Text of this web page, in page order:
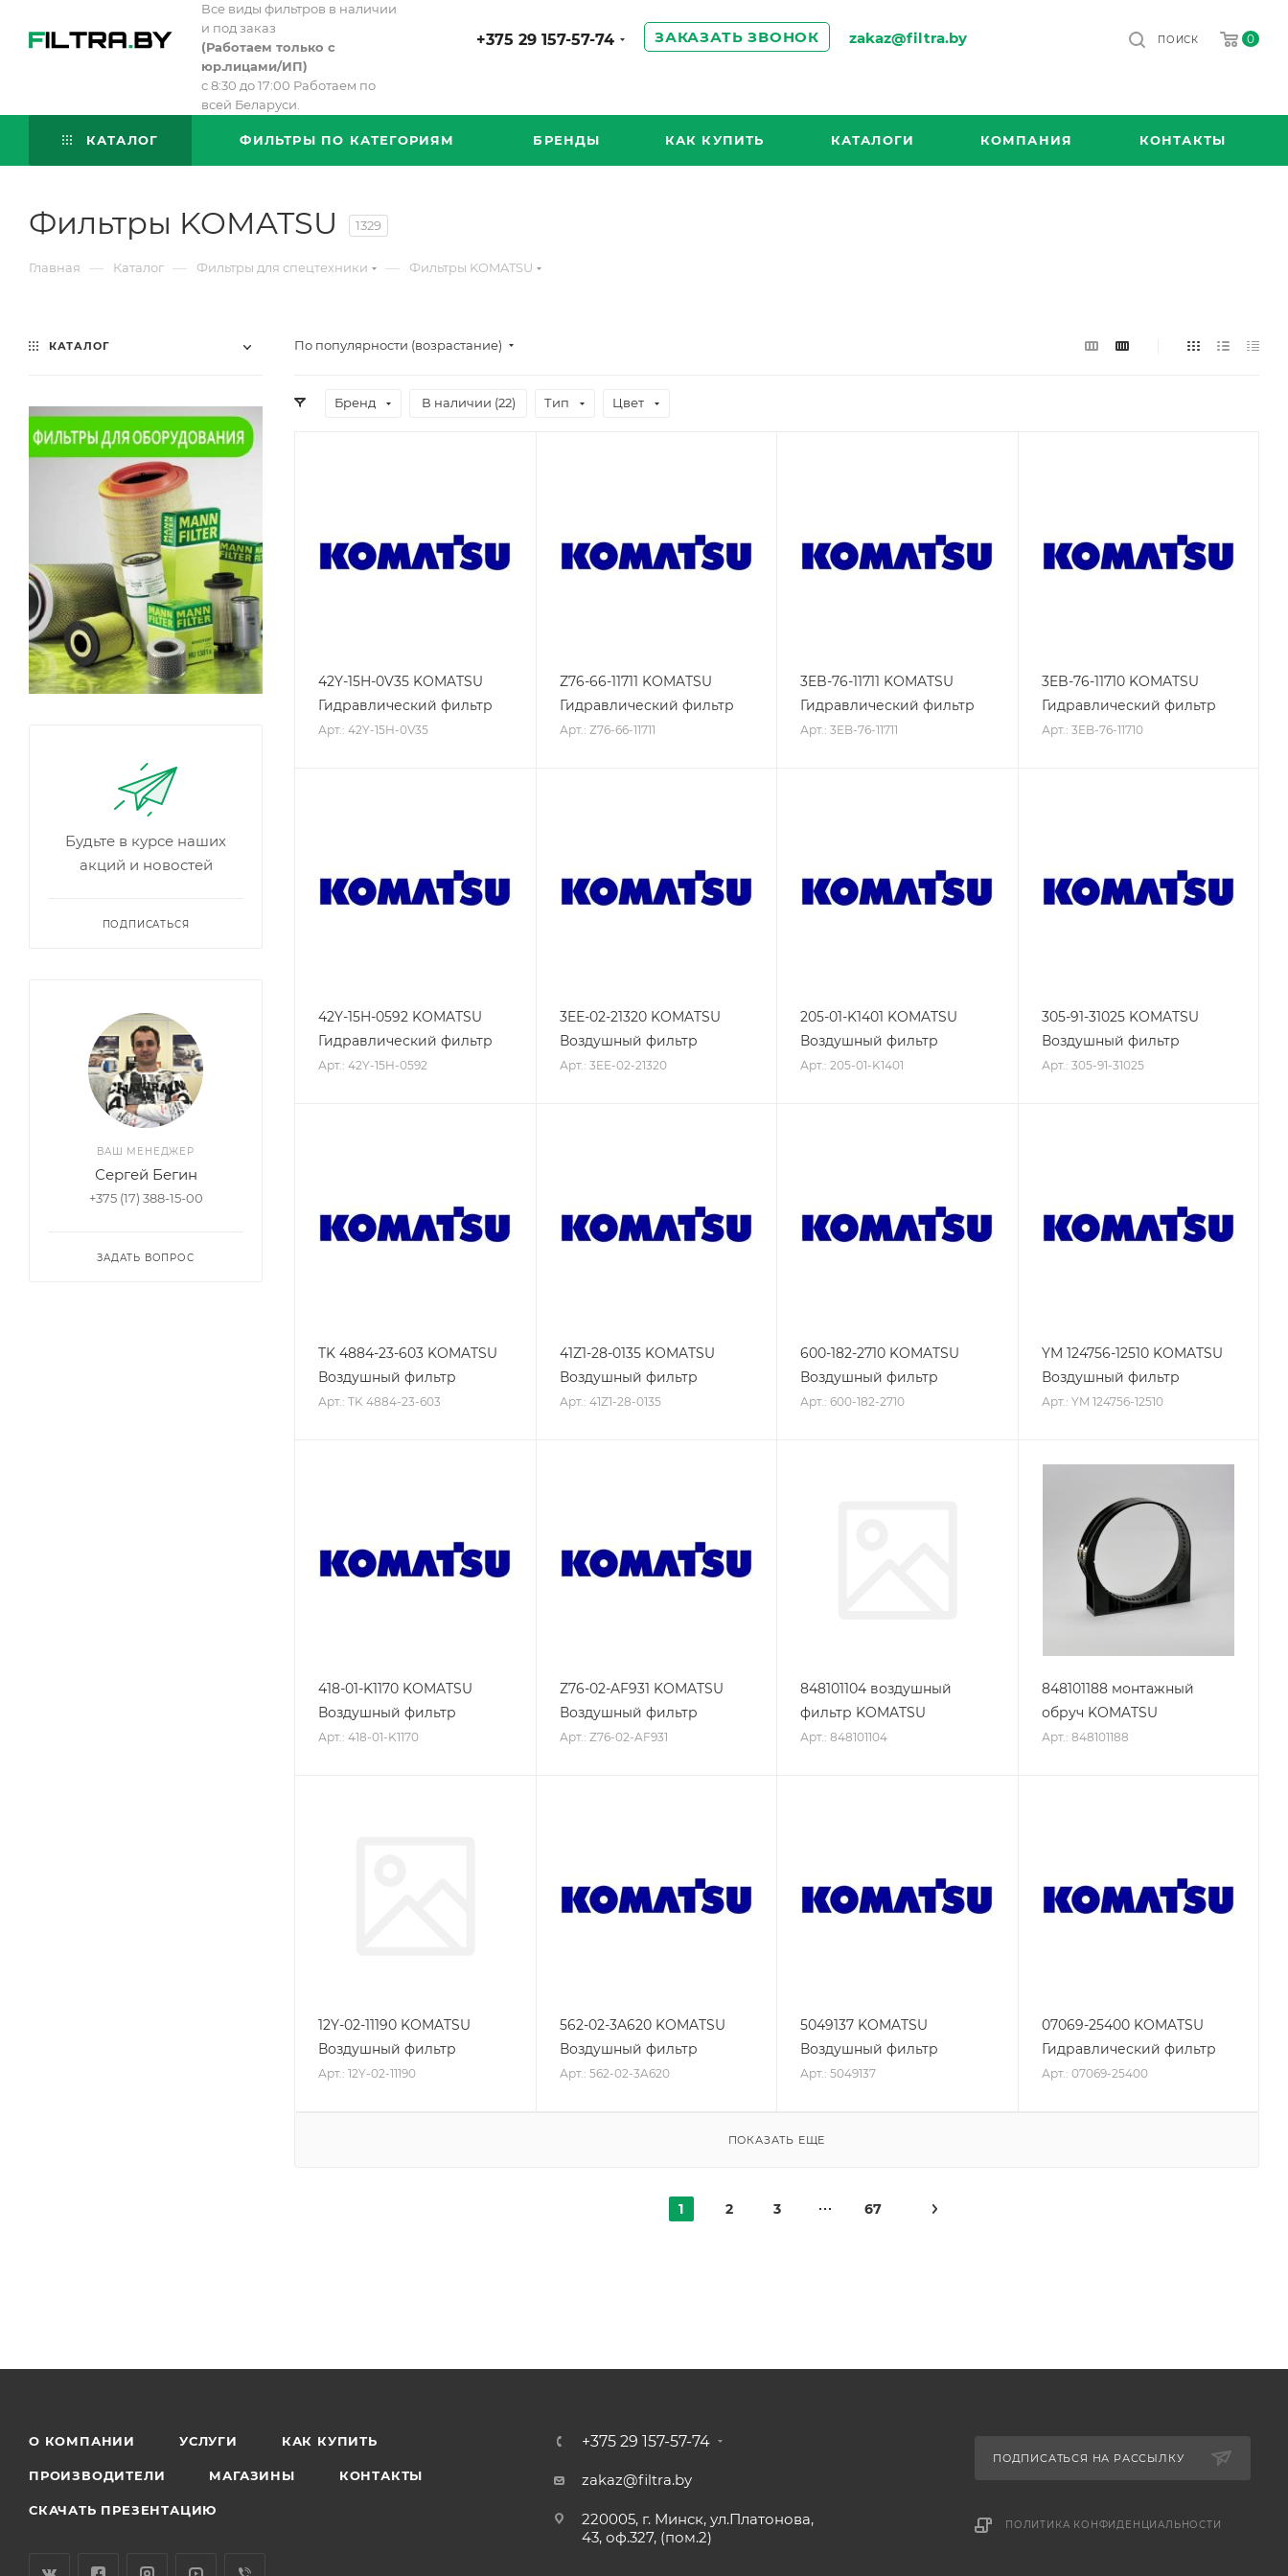
Все виды фильтров в наличии
и под заказ
(Работаем только с
юр.лицами/ИП)
с 8:30 до 17:00 Работаем по
всей Беларуси.
+375 29 157-57-74 ЗАКАЗАТЬ ЗВОНОК zakaz@filtra.by 0
ПОИСК
КАТАЛОГ ФИЛЬТРЫ ПО КАТЕГОРИЯМ БРЕНДЫ КАК КУПИТЬ КАТАЛОГИ КОМПАНИЯ КОНТАКТЫ
Фильтры KOMATSU 1329
Главная — Каталог — Фильтры для спецтехники — Фильтры KOMATSU
По популярности (возрастание)
Бренд В наличии (22) Тип Цвет
42Y-15H-0V35 KOMATSU
Гидравлический фильтр
Арт.: 42Y-15H-0V35
Z76-66-11711 KOMATSU
Гидравлический фильтр
Арт.: Z76-66-11711
3EB-76-11711 KOMATSU
Гидравлический фильтр
Арт.: 3EB-76-11711
3EB-76-11710 KOMATSU
Гидравлический фильтр
Арт.: 3EB-76-11710
42Y-15H-0592 KOMATSU
Гидравлический фильтр
Арт.: 42Y-15H-0592
3EE-02-21320 KOMATSU
Воздушный фильтр
Арт.: 3EE-02-21320
205-01-K1401 KOMATSU
Воздушный фильтр
Арт.: 205-01-K1401
305-91-31025 KOMATSU
Воздушный фильтр
Арт.: 305-91-31025
TK 4884-23-603 KOMATSU
Воздушный фильтр
Арт.: TK 4884-23-603
41Z1-28-0135 KOMATSU
Воздушный фильтр
Арт.: 41Z1-28-0135
600-182-2710 KOMATSU
Воздушный фильтр
Арт.: 600-182-2710
YM 124756-12510 KOMATSU
Воздушный фильтр
Арт.: YM 124756-12510
418-01-K1170 KOMATSU
Воздушный фильтр
Арт.: 418-01-K1170
Z76-02-AF931 KOMATSU
Воздушный фильтр
Арт.: Z76-02-AF931
848101104 воздушный
фильтр KOMATSU
Арт.: 848101104
848101188 монтажный
обруч KOMATSU
Арт.: 848101188
12Y-02-11190 KOMATSU
Воздушный фильтр
Арт.: 12Y-02-11190
562-02-3A620 KOMATSU
Воздушный фильтр
Арт.: 562-02-3A620
5049137 KOMATSU
Воздушный фильтр
Арт.: 5049137
07069-25400 KOMATSU
Гидравлический фильтр
Арт.: 07069-25400
ПОКАЗАТЬ ЕЩЕ
1 2 3 67
КАТАЛОГ
Будьте в курсе наших
акций и новостей
ПОДПИСАТЬСЯ
ВАШ МЕНЕДЖЕР
Сергей Бегин
+375 (17) 388-15-00
ЗАДАТЬ ВОПРОС
О КОМПАНИИ УСЛУГИ КАК КУПИТЬ
ПРОИЗВОДИТЕЛИ МАГАЗИНЫ КОНТАКТЫ
СКАЧАТЬ ПРЕЗЕНТАЦИЮ
+375 29 157-57-74
zakaz@filtra.by
220005, г. Минск, ул.Платонова,
43, оф.327, (пом.2)
ПОДПИСАТЬСЯ НА РАССЫЛКУ
ПОЛИТИКА КОНФИДЕНЦИАЛЬНОСТИ